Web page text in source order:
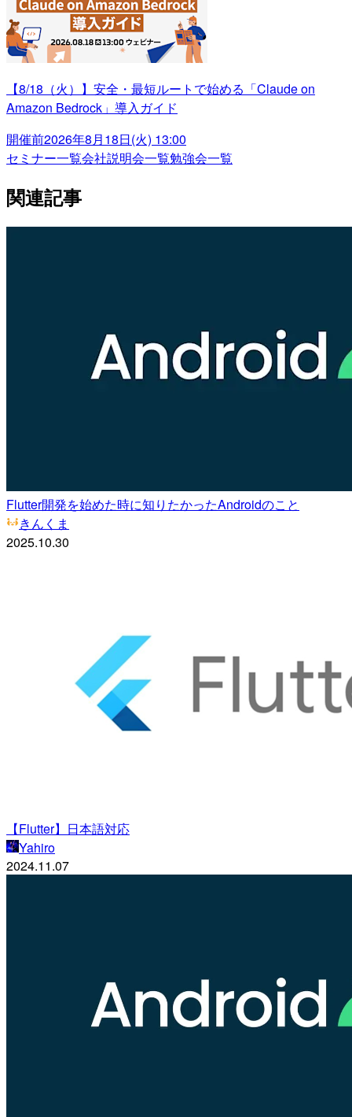
【8/18（火）】安全・最短ルートで始める「Claude on
Amazon Bedrock」導入ガイド
開催前2026年8月18日(火) 13:00
セミナー一覧会社説明会一覧勉強会一覧
関連記事
Flutter開発を始めた時に知りたかったAndroidのこと
きんくま
2025.10.30
【Flutter】日本語対応
Yahiro
2024.11.07